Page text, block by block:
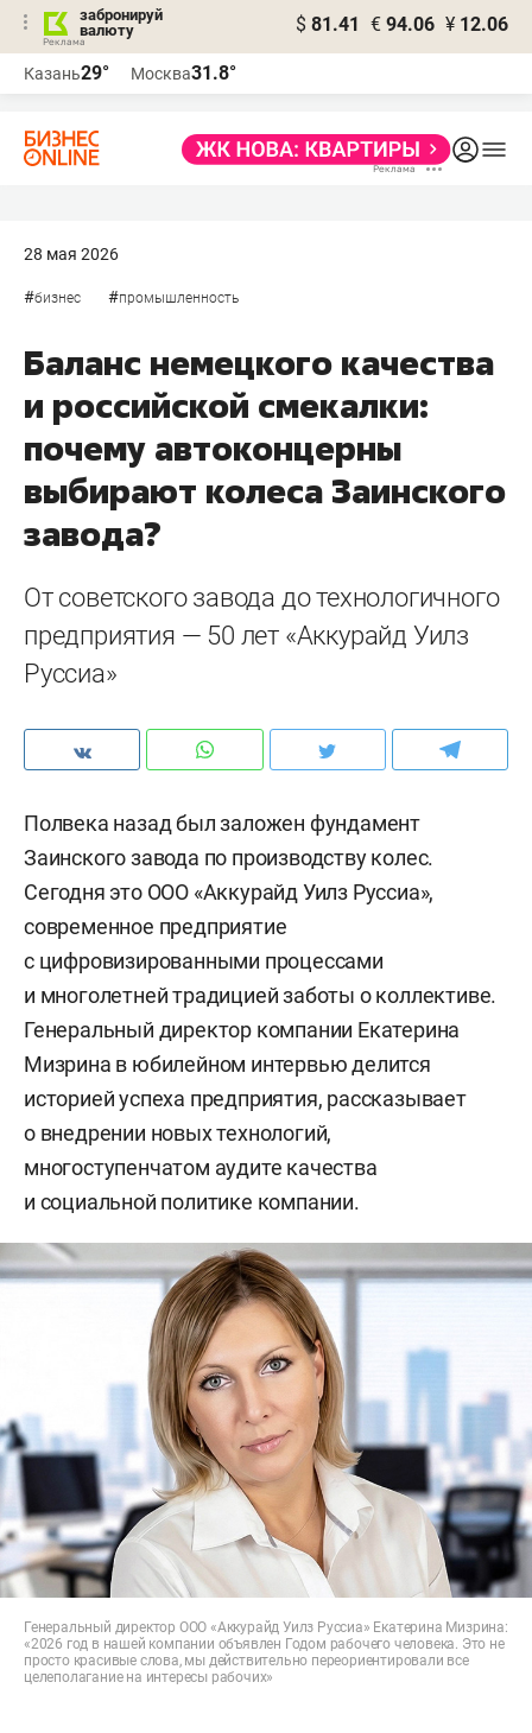
забронируй
валюту
$ 81.41 € 94.06 ¥ 12.06
Казань29° Москва31.8°
28 мая 2026
#бизнес #промышленность
Баланс немецкого качества
и российской смекалки:
почему автоконцерны
выбирают колеса Заинского
завода?
От советского завода до технологичного
предприятия — 50 лет «Аккурайд Уилз
Руссиа»
Полвека назад был заложен фундамент
Заинского завода по производству колес.
Сегодня это ООО «Аккурайд Уилз Руссиа»,
современное предприятие
с цифровизированными процессами
и многолетней традицией заботы о коллективе.
Генеральный директор компании Екатерина
Мизрина в юбилейном интервью делится
историей успеха предприятия, рассказывает
о внедрении новых технологий,
многоступенчатом аудите качества
и социальной политике компании.
Генеральный директор ООО «Аккурайд Уилз Руссиа» Екатерина Мизрина:
«2026 год в нашей компании объявлен Годом рабочего человека. Это не
просто красивые слова, мы действительно переориентировали все
целеполагание на интересы рабочих»